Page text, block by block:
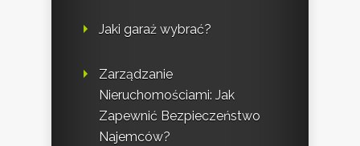
Jaki garaż wybrać?
Zarządzanie
Nieruchomościami: Jak
Zapewnić Bezpieczeństwo
Najemców?